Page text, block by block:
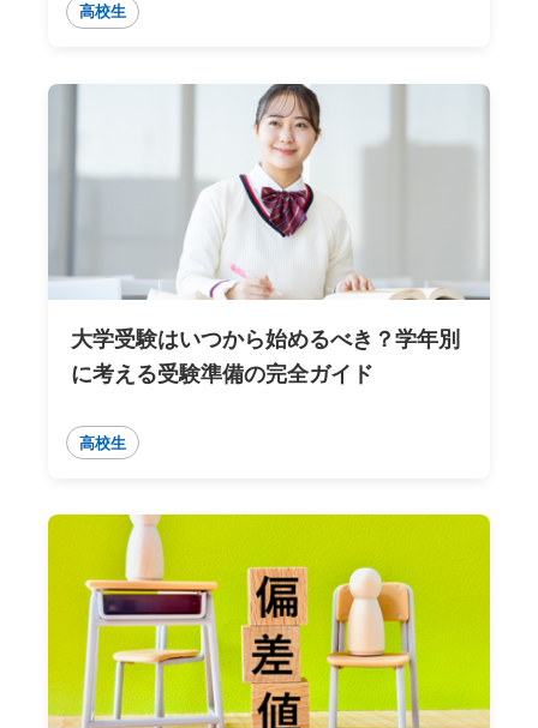
高校生
大学受験はいつから始めるべき？学年別
に考える受験準備の完全ガイド
高校生